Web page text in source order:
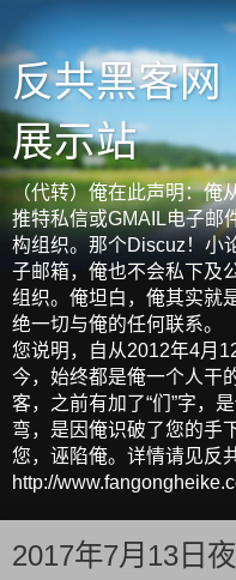
反共黑客网
展示站
（代转）俺在此声明：
推特私信或GMAIL电子邮
构组织。那个Discuz！小
子邮箱，俺也不会私下及
组织。俺坦白，俺其实就
绝一切与俺的任何联系。
您说明，自从2012年4月
今，始终都是俺一个人干
客，之前有加了“们”字，
弯，是因俺识破了您的手
您，诬陷俺。详情请见反
http://
2017年7月13日